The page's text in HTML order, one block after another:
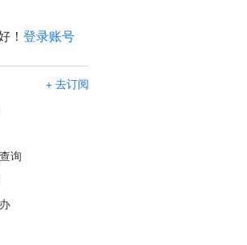
！ 登录账号
+ 去订阅
询